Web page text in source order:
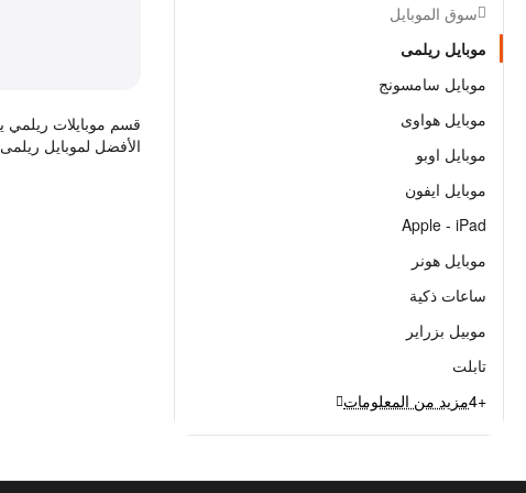
الأفضل لموبايل ريلمى
سوق الموبايل
موبايل ريلمى
موبايل سامسونج
موبايل هواوى
موبايل اوبو
موبايل ايفون
iPad - ‏Apple
موبايل هونر
ساعات ذكية
موبيل بزراير
تابلت
+4 مزيد من المعلومات